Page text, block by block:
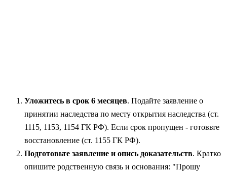
Уложитесь в срок 6 месяцев. Подайте заявление о
принятии наследства по месту открытия наследства (ст.
1115, 1153, 1154 ГК РФ). Если срок пропущен - готовьте
восстановление (ст. 1155 ГК РФ).
Подготовьте заявление и опись доказательств. Кратко
опишите родственную связь и основания: "Прошу